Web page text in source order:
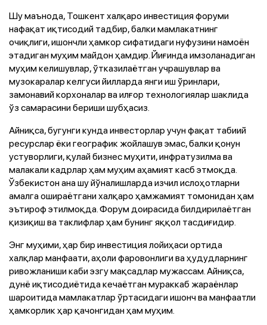
Шу маънода, Тошкент халқаро инвестиция форуми
нафақат иқтисодий тадбир, балки мамлакатнинг
очиқлиги, ишончли ҳамкор сифатидаги нуфузини намоён
этадиган муҳим майдон ҳамдир. Йиғинда имзоланадиган
муҳим келишувлар, ўтказилаётган учрашувлар ва
музокаралар келгуси йилларда янги иш ўринлари,
замонавий корхоналар ва илғор технологиялар шаклида
ўз самарасини бериши шубҳасиз.
Айниқса, бугунги кунда инвесторлар учун фақат табиий
ресурслар ёки географик жойлашув эмас, балки қонун
устуворлиги, қулай бизнес муҳити, инфратузилма ва
малакали кадрлар ҳам муҳим аҳамият касб этмоқда.
Ўзбекистон ана шу йўналишларда изчил ислоҳотларни
амалга ошираётгани халқаро ҳамжамият томонидан ҳам
эътироф этилмоқда. Форум доирасида билдирилаётган
қизиқиш ва таклифлар ҳам бунинг яққол тасдиғидир.
Энг муҳими, ҳар бир инвестиция лойиҳаси ортида
халқлар манфаати, аҳоли фаровонлиги ва ҳудудларнинг
ривожланиши каби эзгу мақсадлар мужассам. Айниқса,
дунё иқтисодиётида кечаётган мураккаб жараёнлар
шароитида мамлакатлар ўртасидаги ишонч ва манфаатли
ҳамкорлик ҳар қачонгидан ҳам муҳим.